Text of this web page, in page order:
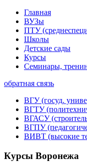
Главная
ВУЗы
ПТУ
Школы
Детские сады
Курсы
Семинары,
обратная связь
ВГУ (госуд.
ВГТУ
ВГАСУ
ВГПУ
ВИВТ (высокие
Курсы Воронежа